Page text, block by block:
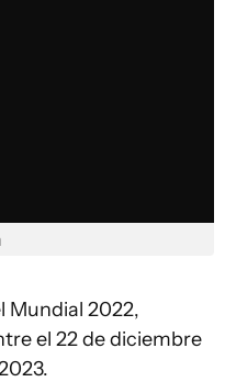
Mundial 2022,
el 22 de diciembre